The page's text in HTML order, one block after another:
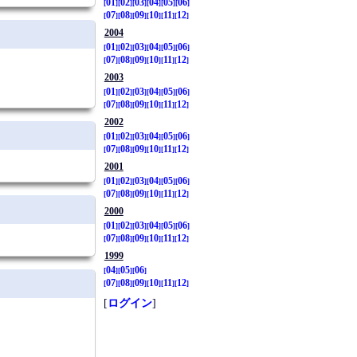
01 02 03 04 05 06
07 08 09 10 11
12
2004
01
02 03 04 05 06
07 08 09 10 11
12
2003
01
02 03 04 05 06
07 08 09 10 11
12
2002
01
02 03 04 05 06
07 08 09 10 11
12
2001
01
02 03 04 05 06
07 08 09 10 11
12
2000
01
02 03 04 05 06
07 08 09 10 11
12
1999
04 05 06
07 08 09 10 11 12
[ログイン]